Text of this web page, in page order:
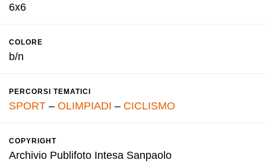
6x6
COLORE
b/n
PERCORSI TEMATICI
SPORT – OLIMPIADI – CICLISMO
COPYRIGHT
Archivio Publifoto Intesa Sanpaolo